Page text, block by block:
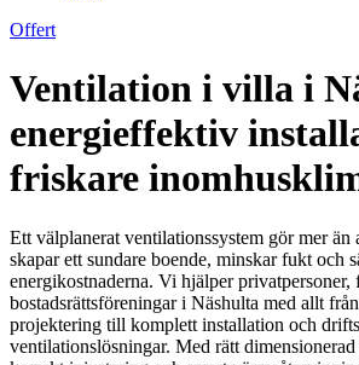
Offert
Ventilation i villa i
energieffektiv
friskare
Ett välplanerat ventilationssystem gör mer
skapar ett sundare boende, minskar fukt och
energikostnaderna. Vi hjälper privatpersoner,
bostadsrättsföreningar i Näshulta med allt
projektering till komplett installation och
ventilationslösningar. Med rätt